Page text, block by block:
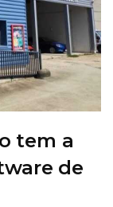
tem a
de